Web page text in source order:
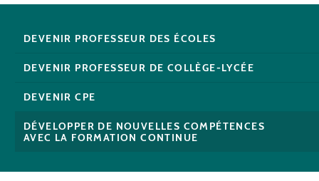
DEVENIR PROFESSEUR DES ÉCOLES
DEVENIR PROFESSEUR DE COLLÈGE-LYCÉE
DEVENIR CPE
DÉVELOPPER DE NOUVELLES COMPÉTENCES
AVEC LA FORMATION CONTINUE